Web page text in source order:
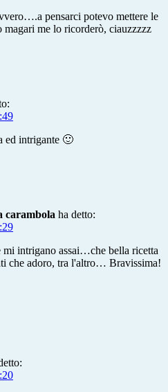
pensarci potevo mettere le
me lo ricorderò, ciauzzzzz
ed intrigante 🙂
carambola ha detto:
mi intrigano assai…che bella ricetta
che adoro, tra l'altro… Bravissima!